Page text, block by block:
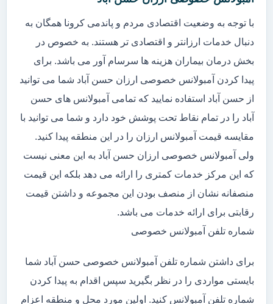
با توجه به وضعیت اقتصادی مردم و پاندمی کرونا همگان به
دنبال خدمات ارزانتر و اقتصادی تر هستند. به خصوص در
بخش درمان بیماران هزینه ها سرسام آور می باشد. برای
پیدا کردن آمبولانس خصوصی ارزان حسن آباد شما می توانید
از حسن آباد استفاده نمایید که تمامی آمبولانس های حسن
آباد را در تمام نقاط تحت پوشش خود دارد و شما می توانید با
مقایسه قیمت آمبولانس ارزان را در این منطقه پیدا کنید.
ولی آمبولانس خصوصی ارزان حسن آباد به این معنی نیست
که این مرکز خدمات کمتری را ارائه می دهد بلکه این قیمت
منصفانه نشان از منصف بودن این مجموعه و داشتن قیمت
رقابتی برای ارائه خدمات می باشد.
شماره تلفن آمبولانس خصوصی
برای داشتن شماره تلفن آمبولانس خصوصی حسن آباد شما
بایستی مواردی را در نظر بگیرید سپس اقدام به پیدا کردن
شماره تلفن آمبولانس کنید. اولین مورد محل و منطقه اعزام